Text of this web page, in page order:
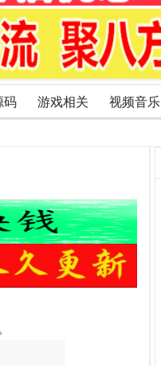
码 游戏相关 视频音乐